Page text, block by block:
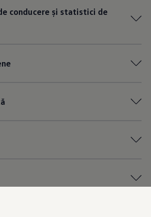
conducere și statistici de